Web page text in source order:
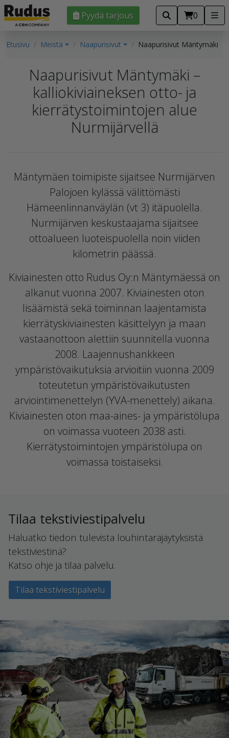
Pyydä tarjous 0
Etusivu Meistä Naapurisivut Naapurisivut Mäntymäki
Naapurisivut Mäntymäki –
kalliokiviaineksen otto- ja
kierrätystoimintojen alue
Nurmijärvellä
Mäntymäen toimipiste sijaitsee Nurmijärven
Palojoen kylässä välittömästi
Hämeenlinnanväylän (vt 3) itäpuolella.
Nurmijärven keskustaajama sijaitsee
ottoalueen luoteispuolella noin viiden
kilometrin päässä.
Kiviainesten otto Rudus Oy:n Mäntymäessä on
alkanut vuonna 2007. Kiviainesten oton
lisäämistä sekä toiminnan laajentamista
kierrätyskiviainesten käsittelyyn ja maan
vastaanottoon alettiin suunnitella vuonna
2008. Laajennushankkeen
ympäristövaikutuksia arvioitiin vuonna 2009
toteutetun ympäristövaikutusten
arviointimenettelyn (YVA-menettely) aikana.
Kiviainesten oton maa-aines- ja ympäristölupa
on voimassa vuoteen 2038 asti.
Kierrätystoimintojen ympäristölupa on
voimassa toistaiseksi.
Tilaa tekstiviestipalvelu
Haluatko tiedon tulevista louhintaräjäytyksistä
tekstiviestinä?
Katso ohje ja tilaa palvelu.
Tilaa tekstiviestipalvelu